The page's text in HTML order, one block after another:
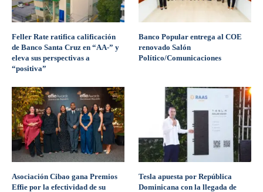
Feller Rate ratifica calificación
de Banco Santa Cruz en “AA-” y
eleva sus perspectivas a
“positiva”
Banco Popular entrega al COE
renovado Salón
Político/Comunicaciones
Asociación Cibao gana Premios
Effie por la efectividad de su
Tesla apuesta por República
Dominicana con la llegada de